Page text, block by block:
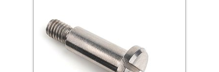
Инструмент
Крюки, кольца с метрической резьбой